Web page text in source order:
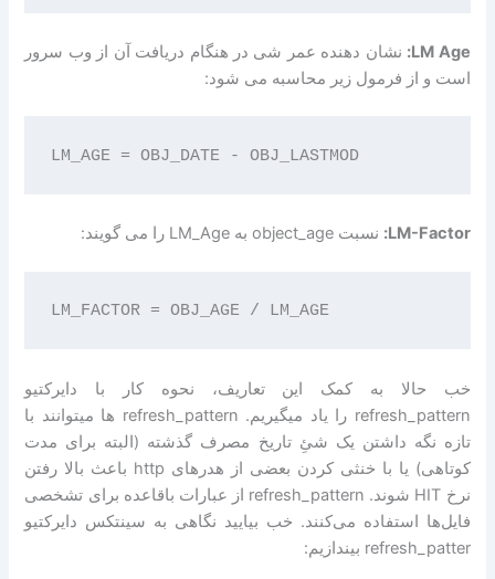
LM Age: نشان دهنده عمر شی در هنگام دریافت آن از وب سرور
است و از فرمول زیر محاسبه می شود:
LM-Factor: نسبت object_age به LM_Age را می گویند:
LM_FACTOR = OBJ_AGE / LM_AGE
خب حالا به کمک این تعاریف، نحوه کار با دایرکتیو
refresh_pattern را یاد میگیریم. refresh_pattern ها میتوانند با
تازه نگه داشتن یک شئِ تاریخ مصرف گذشته (البته برای مدت
کوتاهی) یا با خنثی کردن بعضی از هدرهای http باعث بالا رفتن
نرخ HIT شوند. refresh_pattern از عبارات باقاعده برای تشخصی
فایل‌ها استفاده می‌کنند. خب بیایید نگاهی به سینتکس دایرکتیو
refresh_patter بیندازیم: